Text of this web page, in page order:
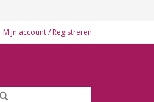
Mijn account / Registreren